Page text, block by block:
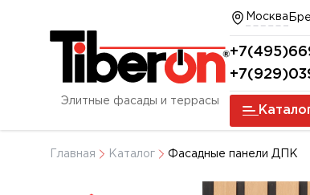
Элитные фасады и террасы
Москва
Главная Каталог Фасадные панели ДПК